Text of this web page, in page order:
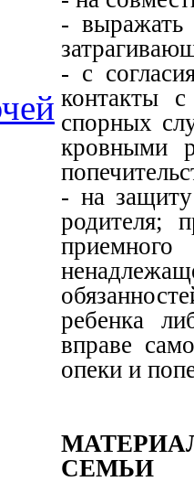
- выражать
- с
контакты
спорных
кровными
- на
родителя;
ребенка
вправе
опеки и
СЕМЬИ